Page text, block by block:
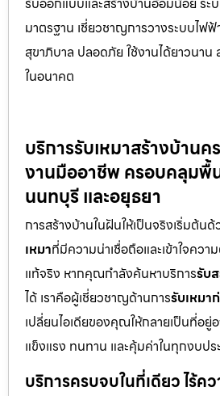
มาตรฐาน เชี่ยวชาญการวางระบบไฟฟ้
สุขาภิบาล ปลอดภัย ใช้งานได้ยาวนา
ในอนาคต
บริการรับเหมาสร้างบ้าน
งานมืออาชีพ ครอบคลุมพื้
นนทบุรี และอยุธยา
การสร้างบ้านในฝันให้เป็นจริงเริ่มต้น
เหมาที่มีความน่าเชื่อถือและเข้าใจคว
แท้จริง หากคุณกำลังค้นหาบริการรับ
ได้ เราคือผู้เชี่ยวชาญด้านการรับเหมา
เปลี่ยนไอเดียของคุณให้กลายเป็นที่อ
แข็งแรง ทนทาน และคุ้มค่าในทุกงบ
บริการครบจบในที่เดียว ไร้ค